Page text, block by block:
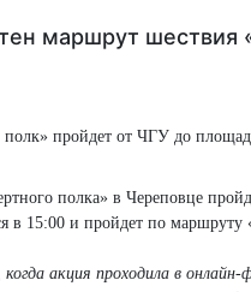
маршрут шествия
полка» в Череповце
в 15:00 и пройдет по
когда акция проходила в